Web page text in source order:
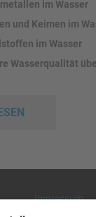
im Wasser
und Keimen im
im Wasser
Wasserqualität
Impressum